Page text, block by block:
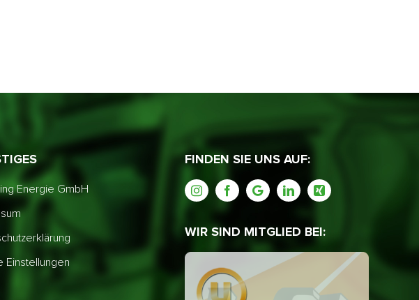
Energie GmbH
Einstellungen
FINDEN SIE UNS AUF:
WIR SIND MITGLIED BEI: